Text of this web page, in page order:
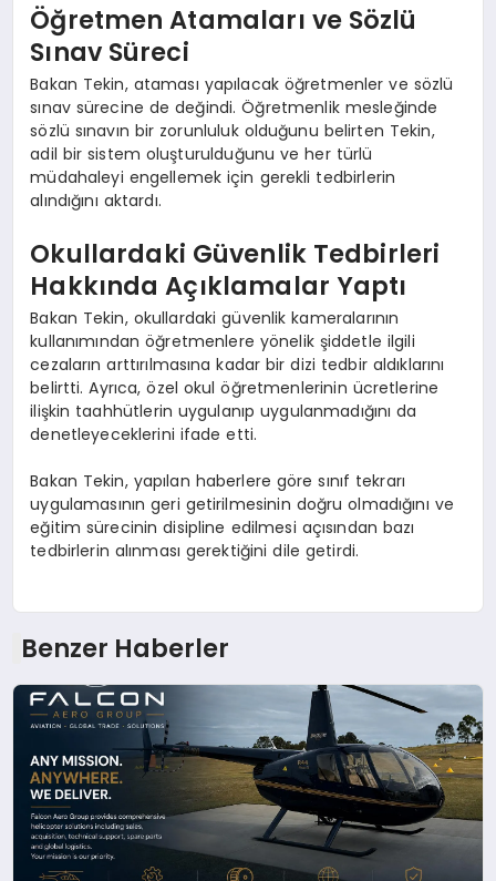
Öğretmen Atamaları ve Sözlü
Sınav Süreci
Bakan Tekin, ataması yapılacak öğretmenler ve sözlü
sınav sürecine de değindi. Öğretmenlik mesleğinde
sözlü sınavın bir zorunluluk olduğunu belirten Tekin,
adil bir sistem oluşturulduğunu ve her türlü
müdahaleyi engellemek için gerekli tedbirlerin
alındığını aktardı.
Okullardaki Güvenlik Tedbirleri
Hakkında Açıklamalar Yaptı
Bakan Tekin, okullardaki güvenlik kameralarının
kullanımından öğretmenlere yönelik şiddetle ilgili
cezaların arttırılmasına kadar bir dizi tedbir aldıklarını
belirtti. Ayrıca, özel okul öğretmenlerinin ücretlerine
ilişkin taahhütlerin uygulanıp uygulanmadığını da
denetleyeceklerini ifade etti.
Bakan Tekin, yapılan haberlere göre sınıf tekrarı
uygulamasının geri getirilmesinin doğru olmadığını ve
eğitim sürecinin disipline edilmesi açısından bazı
tedbirlerin alınması gerektiğini dile getirdi.
Benzer Haberler